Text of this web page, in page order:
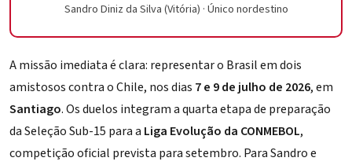
Sandro Diniz da Silva (Vitória) · Único nordestino
A missão imediata é clara: representar o Brasil em dois
amistosos contra o Chile, nos dias 7 e 9 de julho de 2026, em
Santiago. Os duelos integram a quarta etapa de preparação
da Seleção Sub-15 para a Liga Evolução da CONMEBOL,
competição oficial prevista para setembro. Para Sandro e